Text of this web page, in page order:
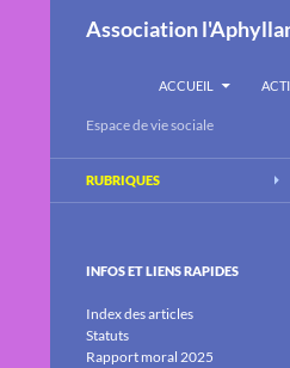
Association
ACCUEIL
Espace de vie sociale
RUBRIQUES
INFOS ET LIENS RAPIDES
Index des articles
Statuts
Rapport moral 2025